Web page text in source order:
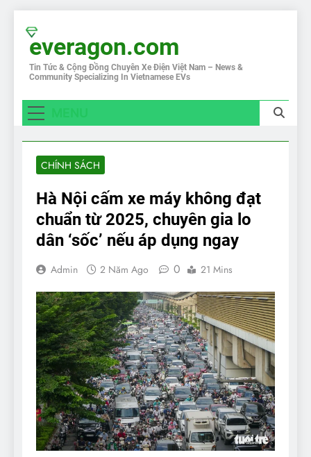
content
everagon.com
Tin Tức & Cộng Đồng Chuyên Xe Điện Việt Nam – News &
Community Specializing In Vietnamese EVs
CHÍNH SÁCH
Hà Nội cấm xe máy không đạt
chuẩn từ 2025, chuyên gia lo
dân ‘sốc’ nếu áp dụng ngay
Admin 2 Năm Ago 0 21 Mins